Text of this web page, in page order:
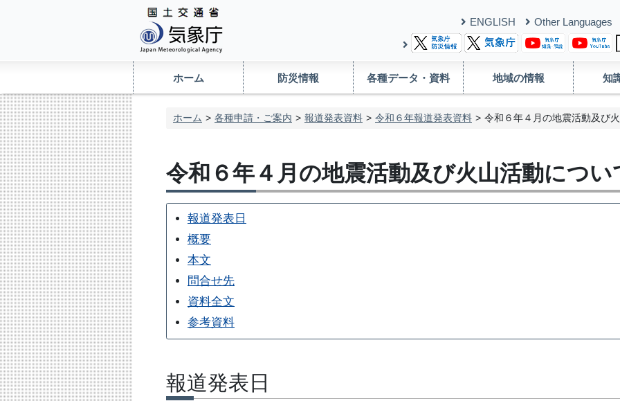
ENGLISH Other Languages
ホーム 防災情報 各種データ・資料 地域の情報 知
ホーム 各種申請・ご案内 報道発表資料 令和６年報道発表資料 令和６年４月の地震活動及び
令和６年４月の地震活動及び火山活動につい
報道発表日
概要
本文
問合せ先
資料全文
参考資料
報道発表日